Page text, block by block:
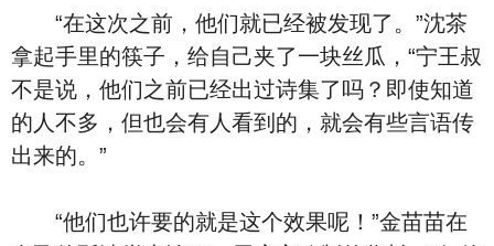
“在这次之前，他们就已经被发现了。”沈茶
拿起手里的筷子，给自己夹了一块丝瓜，“宁王叔
不是说，他们之前已经出过诗集了吗？即使知道
的人不多，但也会有人看到的，就会有些言语传
出来的。”
“他们也许要的就是这个效果呢！”金苗苗在